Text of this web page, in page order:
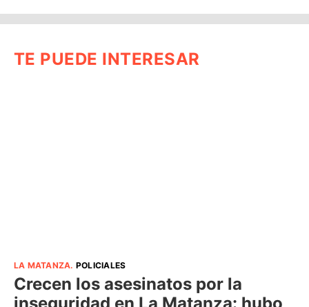
TE PUEDE INTERESAR
LA MATANZA. POLICIALES
Crecen los asesinatos por la
inseguridad en La Matanza: hubo